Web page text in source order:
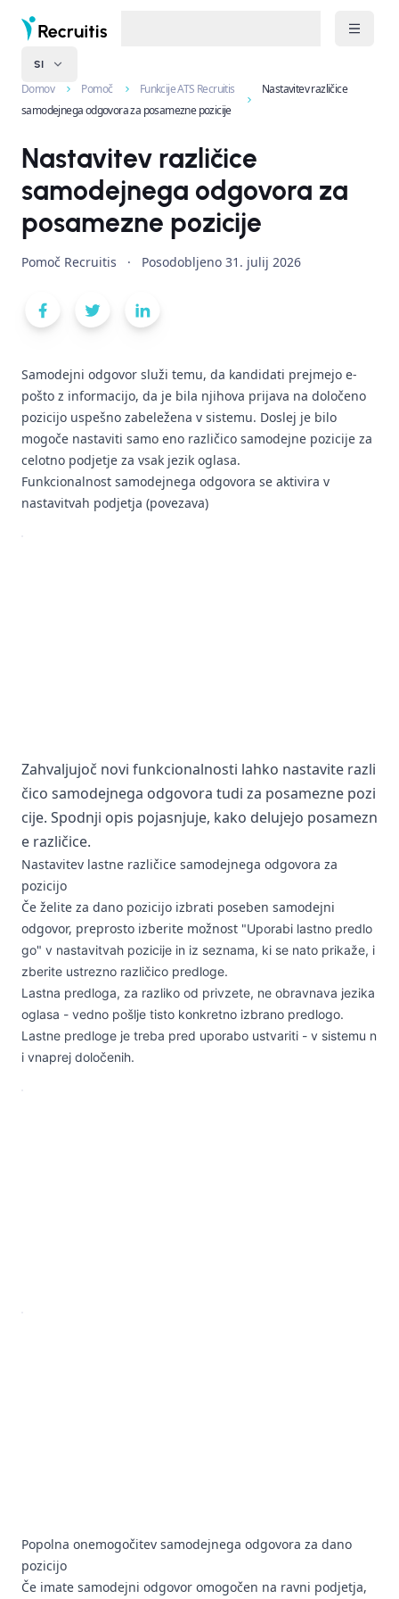
SI
Domov Pomoč Funkcije ATS Recruitis
Nastavitev različice
samodejnega odgovora za posamezne pozicije
Nastavitev različice
samodejnega odgovora za
posamezne pozicije
Pomoč Recruitis · Posodobljeno 31. julij 2026
Samodejni odgovor služi temu, da kandidati prejmejo e-
pošto z informacijo, da je bila njihova prijava na določeno
pozicijo uspešno zabeležena v sistemu. Doslej je bilo
mogoče nastaviti samo eno različico samodejne pozicije za
celotno podjetje za vsak jezik oglasa.
Funkcionalnost samodejnega odgovora se aktivira v
nastavitvah podjetja (povezava)
Zahvaljujoč novi funkcionalnosti lahko nastavite razli
čico samodejnega odgovora tudi za posamezne pozi
cije. Spodnji opis pojasnjuje, kako delujejo posamezn
e različice.
Nastavitev lastne različice samodejnega odgovora za
pozicijo
Če želite za dano pozicijo izbrati poseben samodejni
odgovor, preprosto izberite možnost "Uporabi lastno predlo
go" v nastavitvah pozicije in iz seznama, ki se nato prikaže, i
zberite ustrezno različico predloge.
Lastna predloga, za razliko od privzete, ne obravnava jezika
oglasa - vedno pošlje tisto konkretno izbrano predlogo.
Lastne predloge je treba pred uporabo ustvariti - v sistemu n
i vnaprej določenih.
Popolna onemogočitev samodejnega odgovora za dano
pozicijo
Če imate samodejni odgovor omogočen na ravni podjetja,